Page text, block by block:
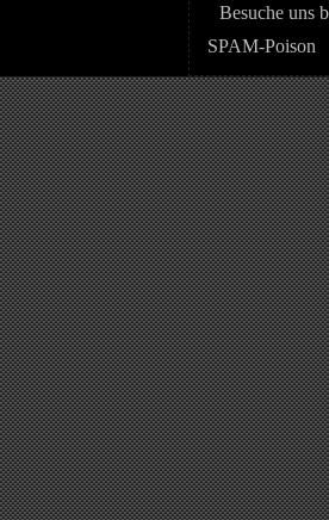
Besuche uns
SPAM-Poison